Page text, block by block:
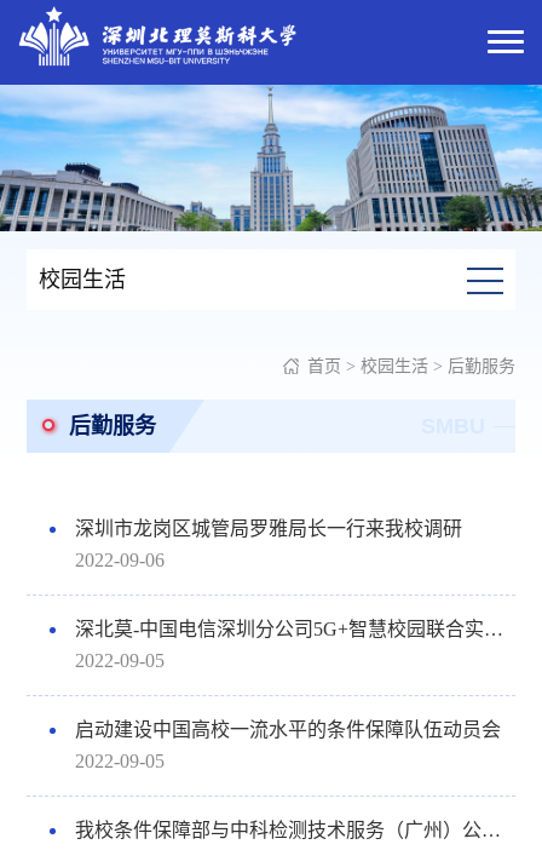
校园生活
首页 > 校园生活> 后勤服务
后勤服务
深圳市龙岗区城管局罗雅局长一行来我校调研
2022-09-06
深北莫-中国电信深圳分公司5G+智慧校园联合实验室挂牌仪式暨5G+智慧校园论坛筹备会
2022-09-05
启动建设中国高校一流水平的条件保障队伍动员会
2022-09-05
我校条件保障部与中科检测技术服务（广州）公司举办秋季开学食品安全培训